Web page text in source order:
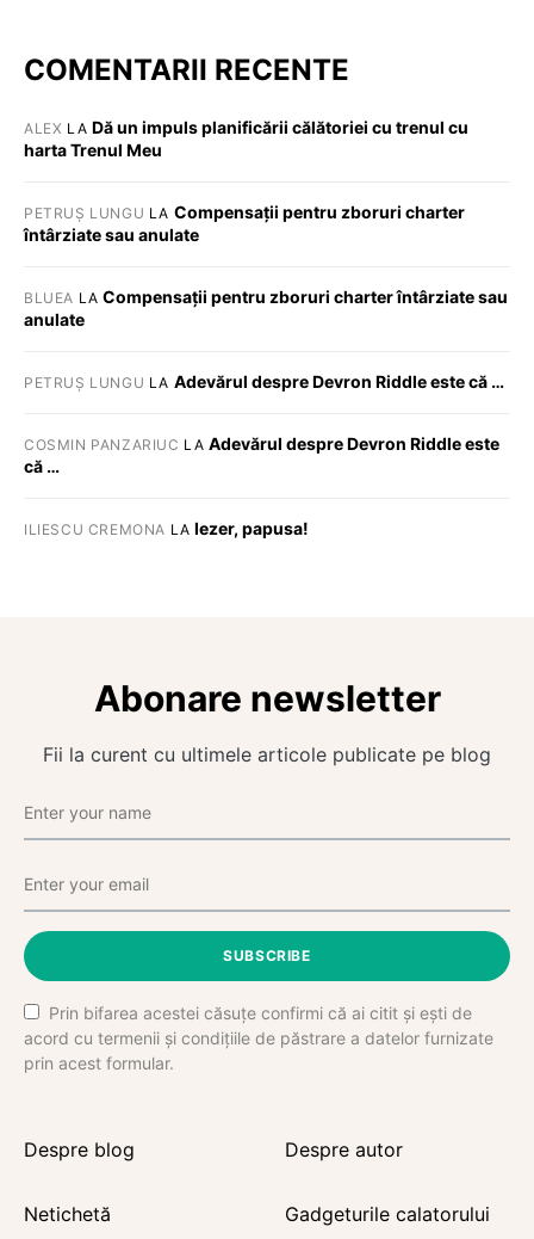
COMENTARII RECENTE
ALEX LA Dă un impuls planificării călătoriei cu trenul cu
harta Trenul Meu
PETRUȘ LUNGU LA Compensații pentru zboruri charter
întârziate sau anulate
BLUEA LACompensații pentru zboruri charter întârziate sau
anulate
PETRUȘ LUNGU LA Adevărul despre Devron Riddle este că …
COSMIN PANZARIUC LA Adevărul despre Devron Riddle este
că …
ILIESCU CREMONA LA Iezer, papusa!
Abonare newsletter
Fii la curent cu ultimele articole publicate pe blog
SUBSCRIBE
Prin bifarea acestei căsuțe confirmi că ai citit și ești de
acord cu termenii și condițiile de păstrare a datelor furnizate
prin acest formular.
Despre blog Despre autor
Netichetă Gadgeturile calatorului